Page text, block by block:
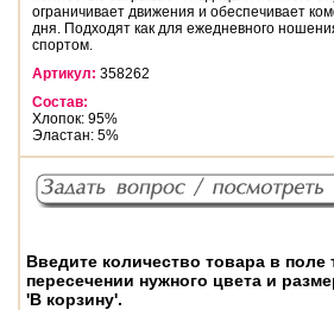
ограничивает движения и обеспечивает
дня. Подходят как для ежедневного
спортом.
Артикул: 358262
Состав:
Хлопок: 95%
Эластан: 5%
Введите количество товара в поле
пересечении нужного цвета и
'В корзину'.